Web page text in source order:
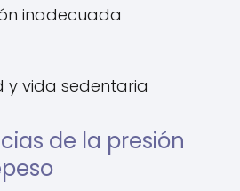
inadecuada
y vida sedentaria
de la presión